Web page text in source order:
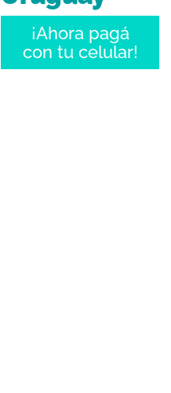
¡Ahora pagá
con tu celular!
fue!